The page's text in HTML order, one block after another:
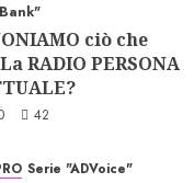
ciò che
RADIO PERSONA
42
Serie "ADVoice"